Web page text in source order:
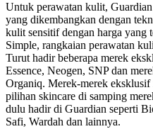
Untuk perawatan kulit,
yang dikembangkan dengan
kulit sensitif dengan harga yang
Simple, rangkaian perawatan
Turut hadir beberapa merek
Essence, Neogen, SNP dan
Organiq. Merek-merek
pilihan skincare di samping
dulu hadir di Guardian seperti
Safi, Wardah dan lainnya.